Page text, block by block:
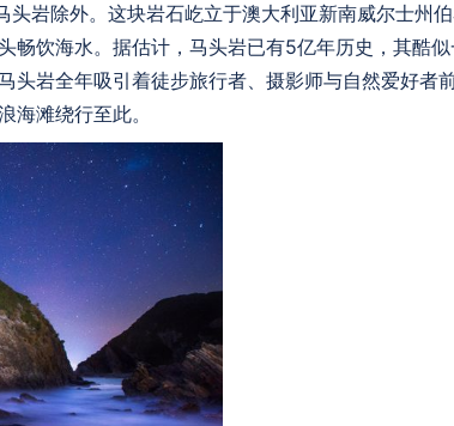
头岩除外。这块岩石屹立于澳大利亚新南威尔士州
畅饮海水。据估计，马头岩已有5亿年历史，其酷
头岩全年吸引着徒步旅行者、摄影师与自然爱好者
海滩绕行至此。